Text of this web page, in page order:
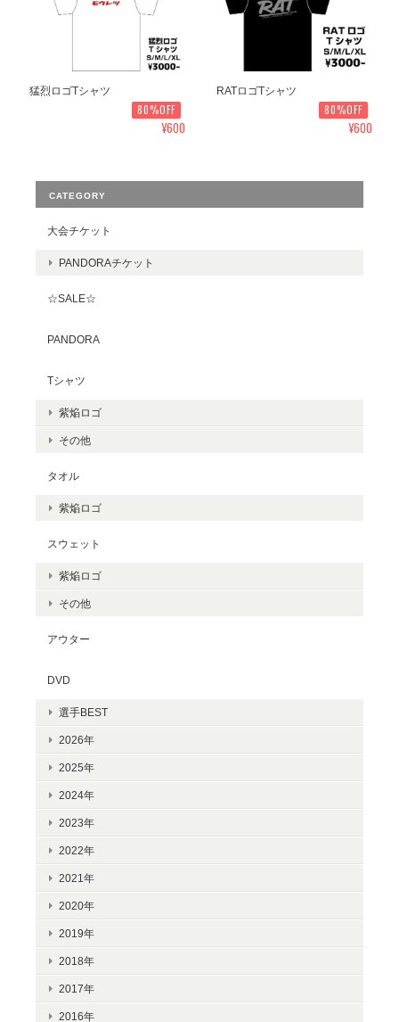
猛烈ロゴTシャツ
80%OFF
¥600
RATロゴTシャツ
80%OFF
¥600
CATEGORY
大会チケット
PANDORAチケット
☆SALE☆
PANDORA
Tシャツ
紫焔ロゴ
その他
タオル
紫焔ロゴ
スウェット
紫焔ロゴ
その他
アウター
DVD
選手BEST
2026年
2025年
2024年
2023年
2022年
2021年
2020年
2019年
2018年
2017年
2016年